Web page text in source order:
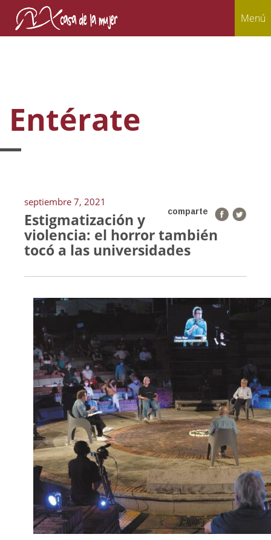
Menú
Entérate
septiembre 7, 2021
comparte
Estigmatización y
violencia: el horror también
tocó a las universidades